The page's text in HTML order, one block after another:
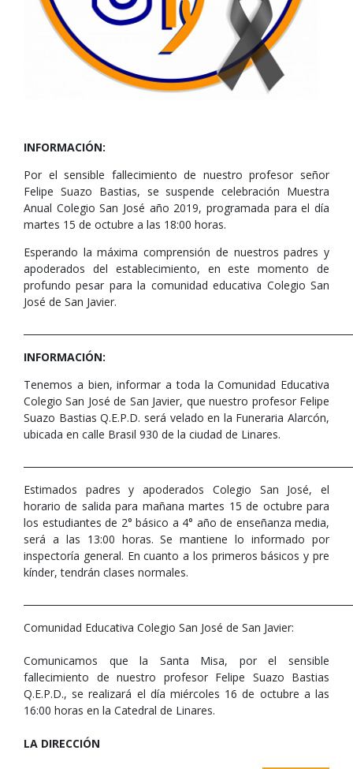
INFORMACIÓN:
Por el sensible fallecimiento de nuestro profesor señor
Felipe Suazo Bastias, se suspende celebración Muestra
Anual Colegio San José año 2019, programada para el día
martes 15 de octubre a las 18:00 horas.
Esperando la máxima comprensión de nuestros padres y
apoderados del establecimiento, en este momento de
profundo pesar para la comunidad educativa Colegio San
José de San Javier.
INFORMACIÓN:
Tenemos a bien, informar a toda la Comunidad Educativa
Colegio San José de San Javier, que nuestro profesor Felipe
Suazo Bastias Q.E.P.D. será velado en la Funeraria Alarcón,
ubicada en calle Brasil 930 de la ciudad de Linares.
Estimados padres y apoderados Colegio San José, el
horario de salida para mañana martes 15 de octubre para
los estudiantes de 2° básico a 4° año de enseñanza media,
será a las 13:00 horas. Se mantiene lo informado por
inspectoría general. En cuanto a los primeros básicos y pre
kínder, tendrán clases normales.
Comunidad Educativa Colegio San José de San Javier:
Comunicamos que la Santa Misa, por el sensible
fallecimiento de nuestro profesor Felipe Suazo Bastias
Q.E.P.D., se realizará el día miércoles 16 de octubre a las
16:00 horas en la Catedral de Linares.
LA DIRECCIÓN